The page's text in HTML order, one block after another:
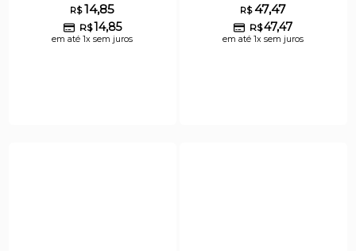
R$14,85
R$14,85
em até 1x sem juros
R$47,47
R$47,47
em até 1x sem juros